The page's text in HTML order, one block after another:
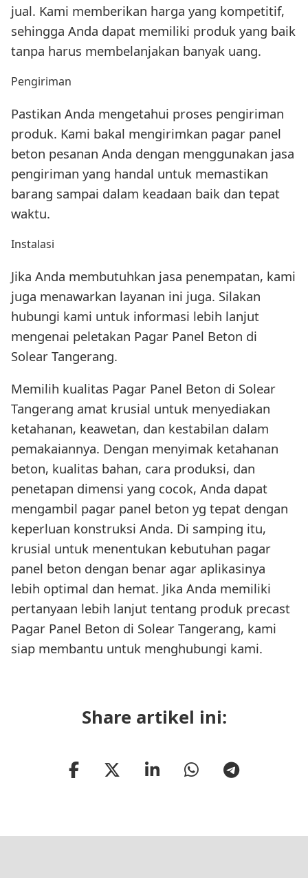
jual. Kami memberikan harga yang kompetitif,
sehingga Anda dapat memiliki produk yang baik
tanpa harus membelanjakan banyak uang.
Pengiriman
Pastikan Anda mengetahui proses pengiriman
produk. Kami bakal mengirimkan pagar panel
beton pesanan Anda dengan menggunakan jasa
pengiriman yang handal untuk memastikan
barang sampai dalam keadaan baik dan tepat
waktu.
Instalasi
Jika Anda membutuhkan jasa penempatan, kami
juga menawarkan layanan ini juga. Silakan
hubungi kami untuk informasi lebih lanjut
mengenai peletakan Pagar Panel Beton di
Solear Tangerang.
Memilih kualitas Pagar Panel Beton di Solear
Tangerang amat krusial untuk menyediakan
ketahanan, keawetan, dan kestabilan dalam
pemakaiannya. Dengan menyimak ketahanan
beton, kualitas bahan, cara produksi, dan
penetapan dimensi yang cocok, Anda dapat
mengambil pagar panel beton yg tepat dengan
keperluan konstruksi Anda. Di samping itu,
krusial untuk menentukan kebutuhan pagar
panel beton dengan benar agar aplikasinya
lebih optimal dan hemat. Jika Anda memiliki
pertanyaan lebih lanjut tentang produk precast
Pagar Panel Beton di Solear Tangerang, kami
siap membantu untuk menghubungi kami.
Share artikel ini: